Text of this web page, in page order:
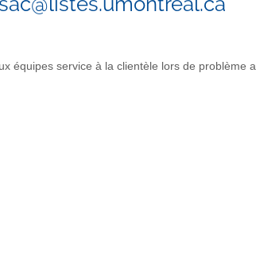
équipes service à la clientèle lors de problème